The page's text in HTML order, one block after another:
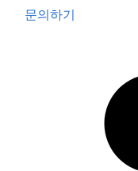
문의하기